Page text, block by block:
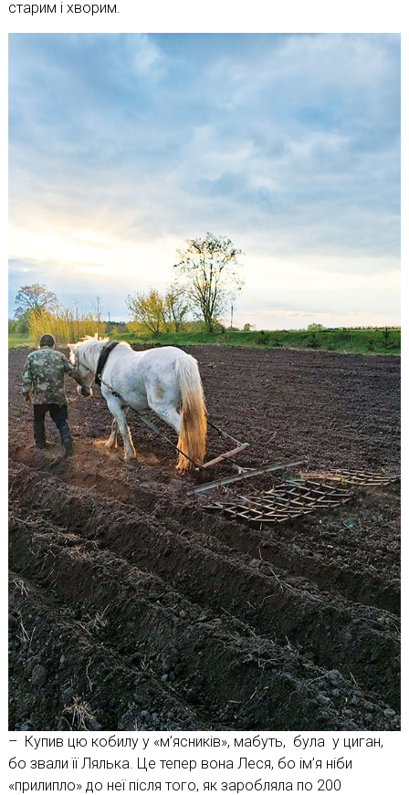
старим і хворим.
– Купив цю кобилу у «м’ясників», мабуть, була у циган,
бо звали її Лялька. Це тепер вона Леся, бо ім’я ніби
«прилипло» до неї після того, як заробляла по 200